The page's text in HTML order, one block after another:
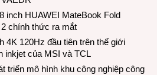
inch HUAWEI MateBook Fold
chính thức ra mắt
4K 120Hz đầu tiên trên thế giới
inkjet của MSI và TCL
triển mô hình khu công nghiệp công